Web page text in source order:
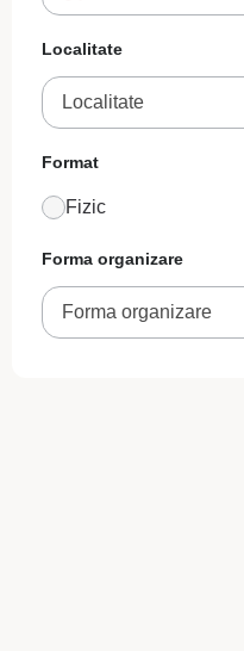
Localitate
Localitate
Format
Fizic
Forma organizare
Forma organizare